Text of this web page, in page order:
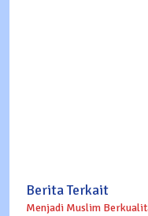
Berita Terkait
Menjadi Muslim